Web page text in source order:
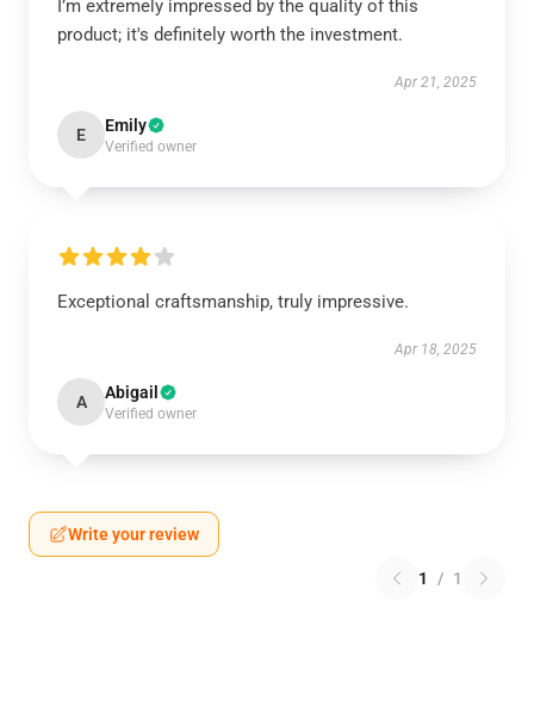
I’m extremely impressed by the quality of this
product; it's definitely worth the investment.
Apr 21, 2025
E Emily
Verified owner
Exceptional craftsmanship, truly impressive.
Apr 18, 2025
A Abigail
Verified owner
Write your review
1 / 1